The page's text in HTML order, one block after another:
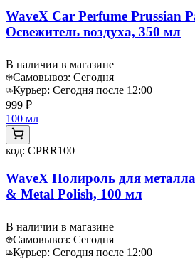
WaveX Car Perfume Prussian
Освежитель воздуха, 350 мл
В наличии в магазине
Самовывоз: Сегодня
Курьер: Сегодня после 12:00
999 ₽
100 мл
код: CPRR100
WaveX Полироль для
& Metal Polish, 100 мл
В наличии в магазине
Самовывоз: Сегодня
Курьер: Сегодня после 12:00